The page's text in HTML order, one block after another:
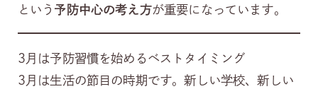
という 予防中心の考え方が重要になっています。
3月は予防習慣を始めるベストタイミング
3月は生活の節目の時期です。新しい学校、新しい